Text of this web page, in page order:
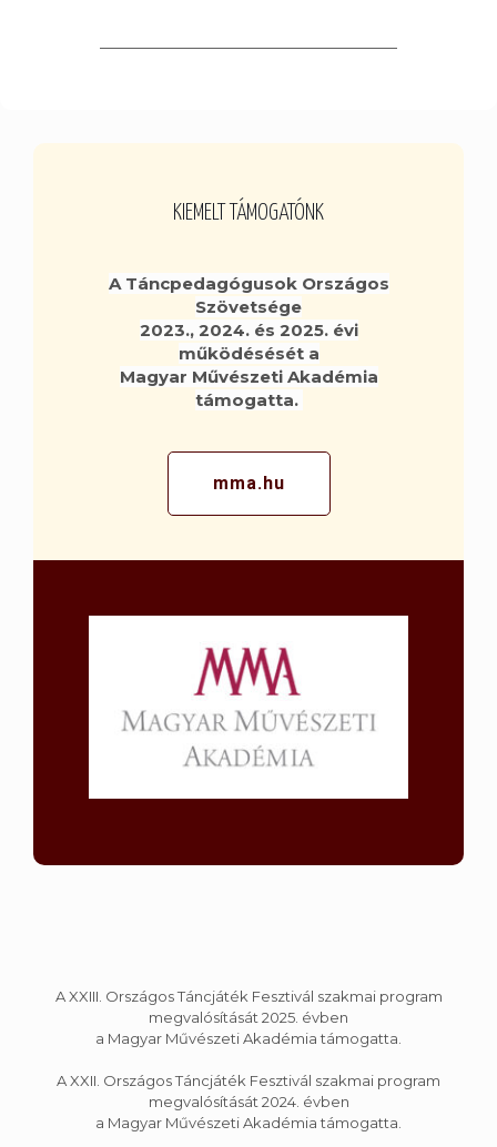
KIEMELT TÁMOGATÓNK
A Táncpedagógusok Országos
Szövetsége
2023., 2024. és 2025. évi
működésését a
Magyar Művészeti Akadémia
támogatta.
mma.hu
A XXIII. Országos Táncjáték Fesztivál szakmai program
megvalósítását 2025. évben
a Magyar Művészeti Akadémia támogatta.
A XXII. Országos Táncjáték Fesztivál szakmai program
megvalósítását 2024. évben
a Magyar Művészeti Akadémia támogatta.